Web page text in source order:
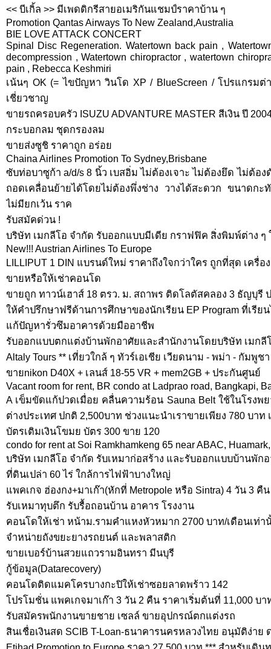
<< บีเกิ้ล >> มีเพดดิกรีสายอเมริกันแชมป์ราคาบ้าน ๆ
Promotion Qantas Airways To New Zealand,Australia
BIE LOVE ATTACK CONCERT
Spinal Disc Regeneration. Watertown back pain ,
decompression , Watertown chiropractor , watertown
pain , Rebecca Keshmiri
เน้นๆ OK (= ไขปัญหา วินโด XP / BlueScreen / โปรแกรมต่
เชี่ยวชาญ
ขายรถครอบครัว ISUZU ADVANTURE MASTER สีเงิน ปี
กระบอกลม ชุดกรองลม
ขายส่งซูชิ ราคาถูก อร่อย
Chaina Airlines Promotion To Sydney,Brisbane
ซับท่อบาซูก้า a/d/s 8 นิ้ว เบสอิ่ม ไม่ต้องเจาะ ไม่ต้องยึด ไม่ต้อ
ถอดเคลื่อนย้ายได้โดยไม่ต้องพึ่งช่าง วางได้สะดวก ขนาดก
ไม่มียกเว้น ราค
รับสมัคด่วน !
บริษัท เมกลีโอ จำกัด รับออกแบบมีเดีย กราฟฟิค สิ่งพิมพ์ต่าง ๆ
New!!! Austrian Airlines To Europe
LILLIPUT 1 DIN แบรนด์ใหม่ ราคาถึงใจกว่าใคร ถูกที่สุด เครื่อ
ขายหรือให้เช่าคอนโด
ขายถูก ทาวน์เฮาส์ 18 ตรว. ม. สถาพร ติดโลตัสคลอง 3 ธัญบุรี
ให้คำปรึกษาฟรีด้านการศึกษาของนักเรียน EP Program ที่เรียน
แก้ปัญหารั่วซึมอาคารด้วยมืออาชีพ
รับออกแบบตกแต่งบ้านพักอาศัยและสำนักงานโดยบริษัท เมกลี
Altaly Tours ** เที่ยวใกล้ ๆ ทัวร์เอเชีย เวียดนาม - พม่า - กัมพู
ขายnikon D40X + เลนส์ 18-55 VR + mem2GB + ประกันศูนย์
Vacant room for rent, BR condo at Ladprao road, Bangkapi,
A เข็มขัดแก้ปวดเมื่อย คลื่นความร้อน Sauna Belt ใช้ในโรงพ
ต่างประเทศ ปกติ 2,500บาท ช่วงแนะนำเราขายเพียง 780 บาท
บัตรเติมเงินโขมย บัตร 300 ขาย 120
condo for rent at Soi Ramkhamkeng 65 near ABAC,
บริษัท เมกลีโอ จำกัด รับเหมาก่อสร้าง และรับออกแบบบ้านพัก
ที่ดินเปล่า 60 ไร่ ใกล้การไฟฟ้าบางใหญ่
แพคเกจ ฮ่องกง+มาเก๊า(หักที่ Metropole หรือ Sintra) 4 วัน 3 คืน
รับเหมาทุบตึก รับรื้อถอนบ้าน อาคาร โรงงาน
คอนโดให้เช่า หน้าม.รามคำแหงหัวหมาก 2700 บาท/เดือนเท่า
จำหน่ายถังขยะยางรถยนต์ และพลาสติก
ขายเบอร์บ้านสวยแถวรามอินทรา มีนบุรี
กู้ข้อมูล(Datarecovery)
คอนโดติดแมคโครบางกะปิให้เช่าซอยลาดพร้าว 142
โปรโมชั่น แพคเกจมาเก๊า 3 วัน 2 คืน ราคาเริ่มต้นที่ 11,000 บา
รับสมัครพนักงานขายชาย เซลล์ ขายอุปกรณ์ตกแต่งรถ
สินเชื่อเงินสด SCIB T-Loan-ธนาคารนครหลวงไทย อนุมัติง่าย